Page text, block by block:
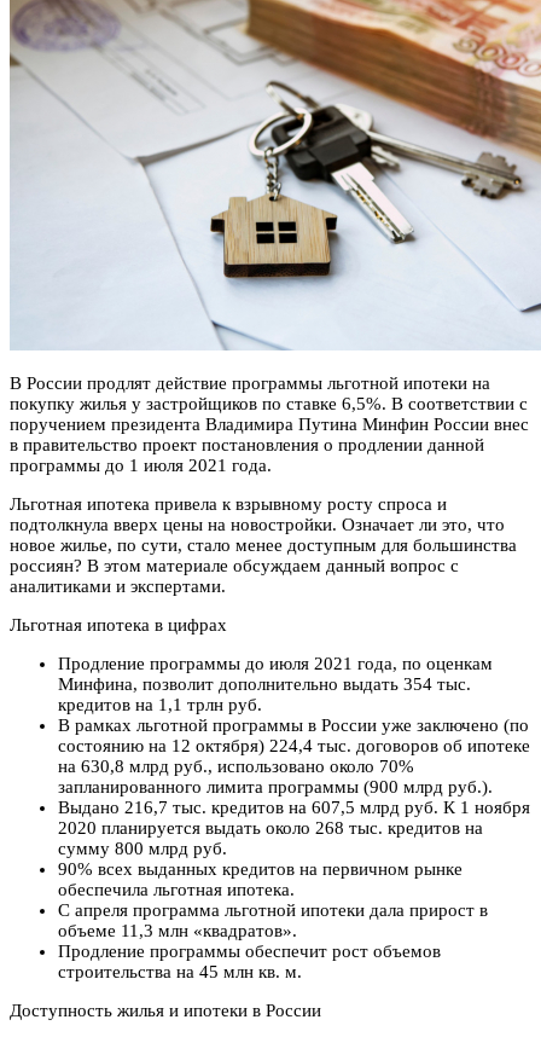
В России продлят действие программы льготной ипотеки на
покупку жилья у застройщиков по ставке 6,5%. В соответствии с
поручением президента Владимира Путина Минфин России внес
в правительство проект постановления о продлении данной
программы до 1 июля 2021 года.
Льготная ипотека привела к взрывному росту спроса и
подтолкнула вверх цены на новостройки. Означает ли это, что
новое жилье, по сути, стало менее доступным для большинства
россиян? В этом материале обсуждаем данный вопрос с
аналитиками и экспертами.
Льготная ипотека в цифрах
Продление программы до июля 2021 года, по оценкам
Минфина, позволит дополнительно выдать 354 тыс.
кредитов на 1,1 трлн руб.
В рамках льготной программы в России уже заключено (по
состоянию на 12 октября) 224,4 тыс. договоров об ипотеке
на 630,8 млрд руб., использовано около 70%
запланированного лимита программы (900 млрд руб.).
Выдано 216,7 тыс. кредитов на 607,5 млрд руб. К 1 ноября
2020 планируется выдать около 268 тыс. кредитов на
сумму 800 млрд руб.
90% всех выданных кредитов на первичном рынке
обеспечила льготная ипотека.
С апреля программа льготной ипотеки дала прирост в
объеме 11,3 млн «квадратов».
Продление программы обеспечит рост объемов
строительства на 45 млн кв. м.
Доступность жилья и ипотеки в России